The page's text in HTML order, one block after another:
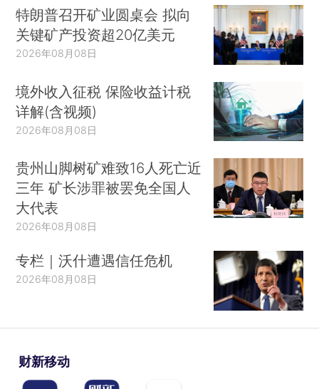
特朗普召开矿业圆桌会 拟向
关键矿产投资超20亿美元
2026年08月08日
境外收入征税 保险收益计税
详解(含视频)
2026年08月08日
贵州山脚树矿难致16人死亡近
三年 矿长涉罪被罢免全国人
大代表
2026年08月08日
专栏｜沃什遭遇信任危机
2026年08月08日
财新移动